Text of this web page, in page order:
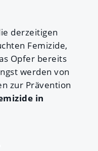
derzeitigen
Femizide,
Opfer bereits
werden von
zur Prävention
in